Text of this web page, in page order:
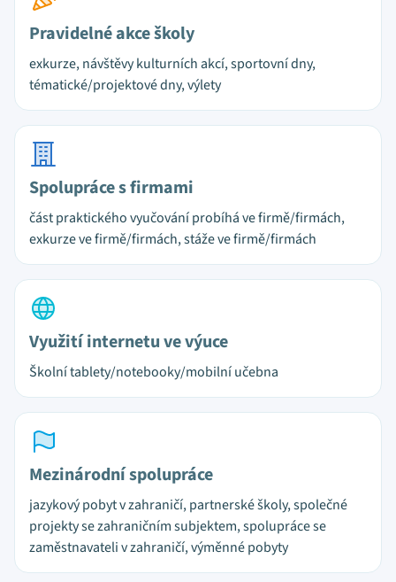
Pravidelné akce školy
exkurze, návštěvy kulturních akcí, sportovní dny,
tématické/projektové dny, výlety
Spolupráce s firmami
část praktického vyučování probíhá ve firmě/firmách,
exkurze ve firmě/firmách, stáže ve firmě/firmách
Využití internetu ve výuce
Školní tablety/notebooky/mobilní učebna
Mezinárodní spolupráce
jazykový pobyt v zahraničí, partnerské školy, společné
projekty se zahraničním subjektem, spolupráce se
zaměstnavateli v zahraničí, výměnné pobyty